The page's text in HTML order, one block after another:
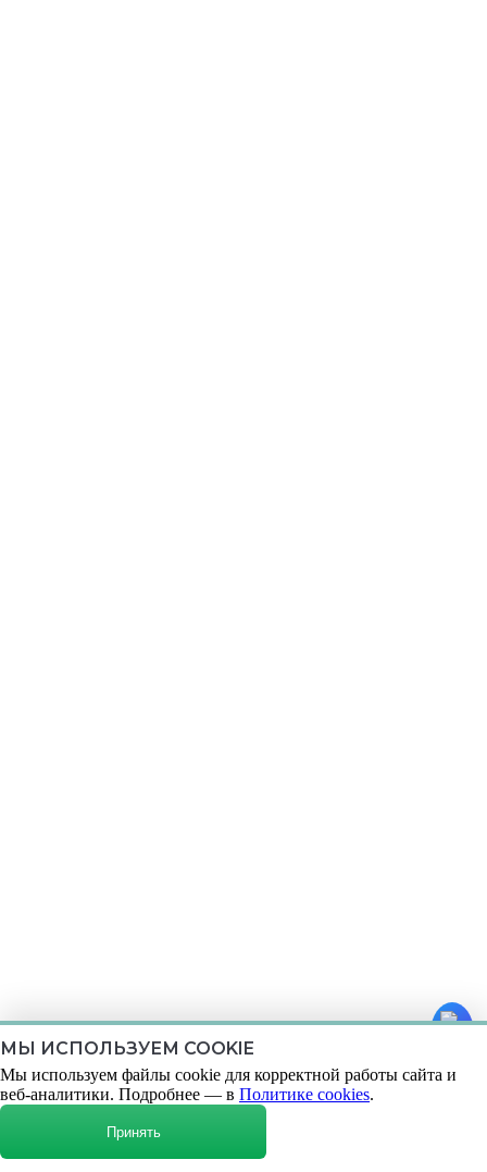
МЫ ИСПОЛЬЗУЕМ COOKIE
Мы используем файлы cookie для корректной работы сайта и
веб-аналитики. Подробнее — в Политике cookies.
Принять